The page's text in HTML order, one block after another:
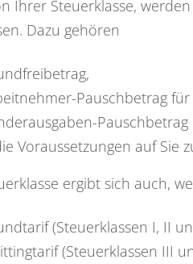
Ihrer Steuerklasse,
Dazu gehören
Pauschbetrag
Pauschbetrag
Voraussetzungen auf Sie
ergibt sich auch,
(Steuerklassen I, II
(Steuerklassen III